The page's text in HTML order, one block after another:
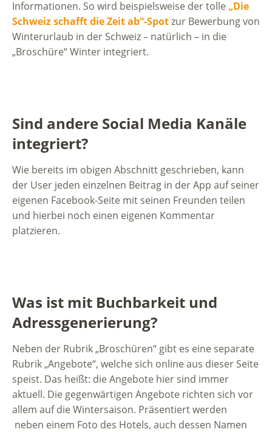
Informationen. So wird beispielsweise der tolle „Die
Schweiz schafft die Zeit ab“-Spotzur Bewerbung von
Winterurlaub in der Schweiz – natürlich – in die
„Broschüre“ Winter integriert.
Sind andere Social Media Kanäle
integriert?
Wie bereits im obigen Abschnitt geschrieben, kann
der User jeden einzelnen Beitrag in der App auf seiner
eigenen Facebook-Seite mit seinen Freunden teilen
und hierbei noch einen eigenen Kommentar
platzieren.
Was ist mit Buchbarkeit und
Adressgenerierung?
Neben der Rubrik „Broschüren“ gibt es eine separate
Rubrik „Angebote“, welche sich online aus dieser Seite
speist. Das heißt: die Angebote hier sind immer
aktuell. Die gegenwärtigen Angebote richten sich vor
allem auf die Wintersaison. Präsentiert werden
neben einem Foto des Hotels, auch dessen Namen